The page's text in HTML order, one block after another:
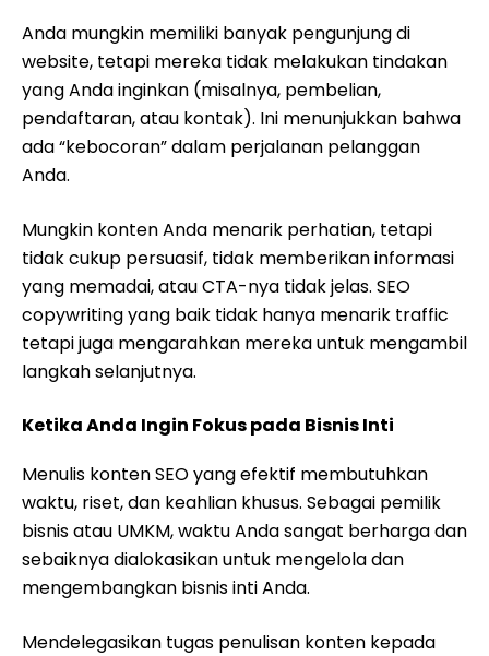
Anda mungkin memiliki banyak pengunjung di
website, tetapi mereka tidak melakukan tindakan
yang Anda inginkan (misalnya, pembelian,
pendaftaran, atau kontak). Ini menunjukkan bahwa
ada “kebocoran” dalam perjalanan pelanggan
Anda.
Mungkin konten Anda menarik perhatian, tetapi
tidak cukup persuasif, tidak memberikan informasi
yang memadai, atau CTA-nya tidak jelas. SEO
copywriting yang baik tidak hanya menarik traffic
tetapi juga mengarahkan mereka untuk mengambil
langkah selanjutnya.
Ketika Anda Ingin Fokus pada Bisnis Inti
Menulis konten SEO yang efektif membutuhkan
waktu, riset, dan keahlian khusus. Sebagai pemilik
bisnis atau UMKM, waktu Anda sangat berharga dan
sebaiknya dialokasikan untuk mengelola dan
mengembangkan bisnis inti Anda.
Mendelegasikan tugas penulisan konten kepada